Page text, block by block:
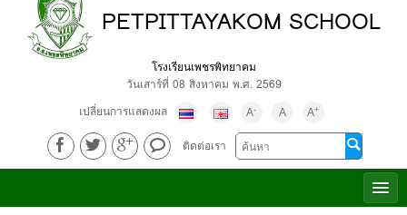
PETPITTAYAKOM SCHOOL
โรงเรียนเพชรพิทยาคม
วันเสาร์ที่ 08 สิงหาคม พ.ศ. 2569
เปลี่ยนการแสดงผล
A- A A+
ติดต่อเรา